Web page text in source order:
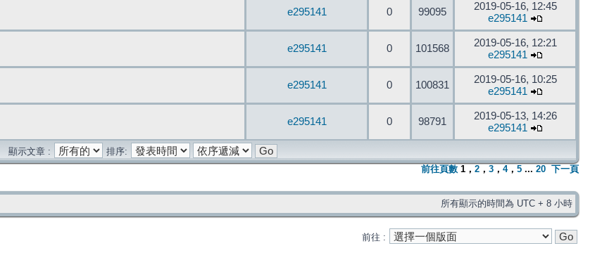
e295141 0 99095
2019-05-16, 12:45
e295141
e295141 0 101568
2019-05-16, 12:21
e295141
e295141 0 100831
2019-05-16, 10:25
e295141
e295141 0 98791
2019-05-13, 14:26
e295141
顯示文章 :
排序:
前往頁數 1 ， 2 ， 3 ， 4， 5 ... 20 下一頁
所有顯示的時間為 UTC + 8 小時
前往 :